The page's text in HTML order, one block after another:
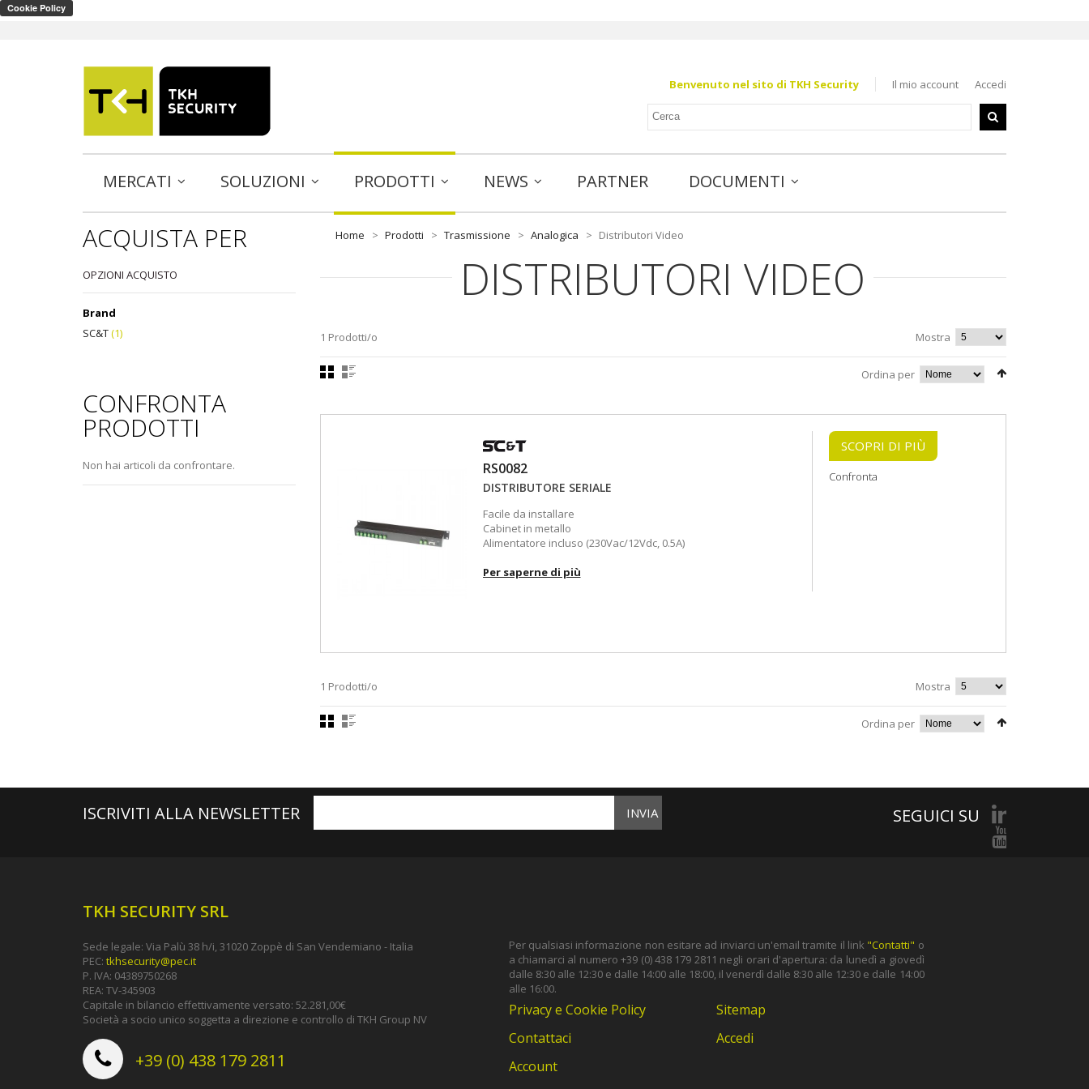
Il mio account Accedi
Benvenuto nel sito di TKH Security
MERCATI SOLUZIONI PRODOTTI NEWS PARTNER DOCUMENTI
Home > Prodotti > Trasmissione > Analogica > Distributori Video
DISTRIBUTORI VIDEO
1 Prodotti/o Mostra
Ordina per
RS0082
DISTRIBUTORE SERIALE
Facile da installare
Cabinet in metallo
Alimentatore incluso (230Vac/12Vdc, 0.5A)
Per saperne di più
SCOPRI DI PIÙ
Confronta
1 Prodotti/o Mostra
Ordina per
ACQUISTA PER
OPZIONI ACQUISTO
Brand
SC&T(1)
CONFRONTA
PRODOTTI
Non hai articoli da confrontare.
ISCRIVITI ALLA NEWSLETTER INVIA SEGUICI SU
TKH SECURITY SRL
Sede legale: Via Palù 38 h/i, 31020 Zoppè di San Vendemiano - Italia
PEC: tkhsecurity@pec.it
P. IVA: 04389750268
REA: TV-345903
Capitale in bilancio effettivamente versato: 52.281,00€
Società a socio unico soggetta a direzione e controllo di TKH Group NV
+39 (0) 438 179 2811
Per qualsiasi informazione non esitare ad inviarci un'email tramite il link "Contatti" o
a chiamarci al numero +39 (0) 438 179 2811 negli orari d'apertura: da lunedì a giovedì
dalle 8:30 alle 12:30 e dalle 14:00 alle 18:00, il venerdì dalle 8:30 alle 12:30 e dalle 14:00
alle 16:00.
Privacy e Cookie Policy
Sitemap
Contattaci
Accedi
Account